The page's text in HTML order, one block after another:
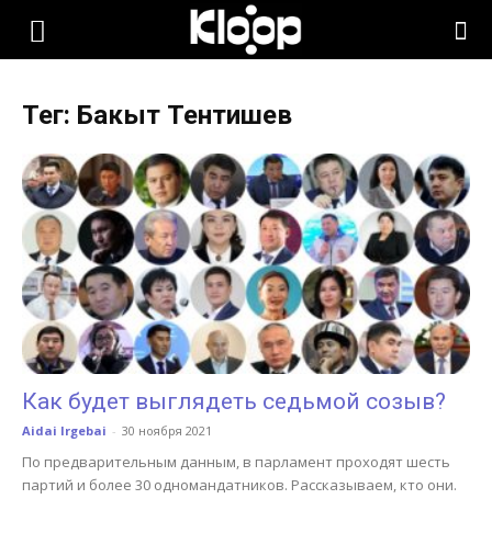
KLOOP.KG
Новости
Кыргызстана
Тег: Бакыт Тентишев
Как будет выглядеть седьмой созыв?
Aidai Irgebai - 30 ноября 2021
По предварительным данным, в парламент проходят шесть
партий и более 30 одномандатников. Рассказываем, кто они.